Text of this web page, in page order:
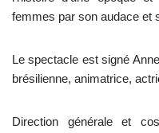
femmes par son audace et
Le spectacle est signé
brésilienne, animatrice,
Direction générale et